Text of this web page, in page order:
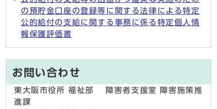
の預貯金口座の登録等に関する法律による特定
公的給付の支給に関する事務に係る特定個人情
報保護評価書
お問い合わせ
東大阪市役所 福祉部 障害者支援室 障害施策推
進課